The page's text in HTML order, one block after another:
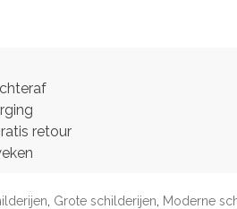
retour
Grote schilderijen Moderne